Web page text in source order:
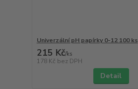
Univerzální pH papírky 0-12 100 ks
215 Kč/ks
178 Kč bez DPH
Detail